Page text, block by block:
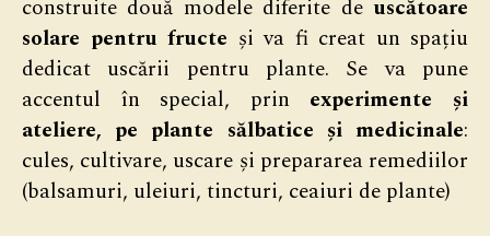
construite două modele diferite de uscătoare
solare pentru fructe și va fi creat un spațiu
dedicat uscării pentru plante. Se va pune
accentul în special, prin experimente și
ateliere, pe plante sălbatice și medicinale:
cules, cultivare, uscare și prepararea remediilor
(balsamuri, uleiuri, tincturi, ceaiuri de plante)